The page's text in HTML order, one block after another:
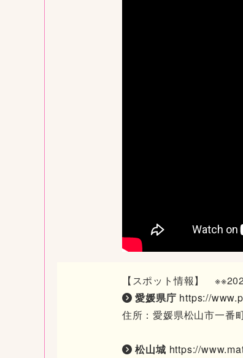
【スポット情報】
愛媛県庁 https://
住所：愛媛県松山市一番
松山城 https://